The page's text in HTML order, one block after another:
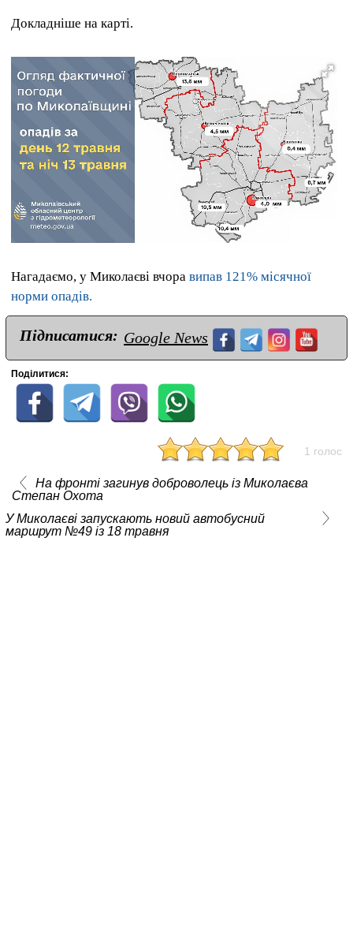
Докладніше на карті.
Нагадаємо, у Миколаєві вчора випав 121% місячної
норми опадів.
Підписатися: Google News
Поділитися:
1 голос
На фронті загинув доброволець із Миколаєва
Степан Охота
У Миколаєві запускають новий автобусний
маршрут №49 із 18 травня